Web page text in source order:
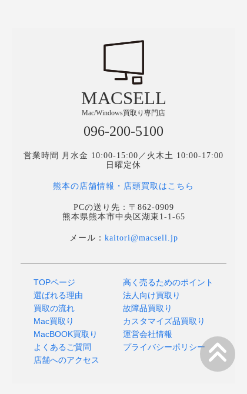
MACSELL
Mac/Windows買取り専門店
096-200-5100
営業時間 月水金 10:00-15:00／火木土 10:00-17:00
日曜定休
熊本の店舗情報・店頭買取はこちら
PCの送り先：〒862-0909
熊本県熊本市中央区湖東1-1-65
メール： kaitori@macsell.jp
TOPページ
選ばれる理由
買取の流れ
Mac買取り
MacBOOK買取り
よくあるご質問
店舗へのアクセス
高く売るためのポイント
法人向け買取り
故障品買取り
カスタマイズ品買取り
運営会社情報
プライバシーポリシー